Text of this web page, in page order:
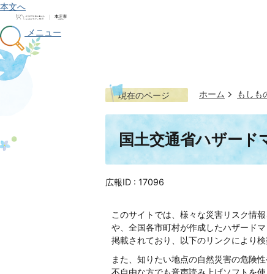
本文へ
メニュー
現在のページ ホーム もしも
国土交通省ハザード
広報ID : 17096
このサイトでは、様々な災害リスク情
や、全国各市町村が作成したハザード
掲載されており、以下のリンクにより
また、知りたい地点の自然災害の危険
不自由な方でも音声読み上げソフトを